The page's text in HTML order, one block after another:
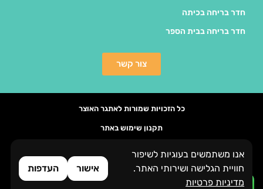
חדר בריחה בכיתה
חדר בריחה בבית הספר
צור קשר
כל הזכויות שמורות לאתגר האוצר
תקנון שימוש באתר
העדפות פרטיות
אנו משתמשים בעוגיות לשיפור
חוויית הגלישה ושירותי האתר.
מדיניות פרטיות
אישור העדפות